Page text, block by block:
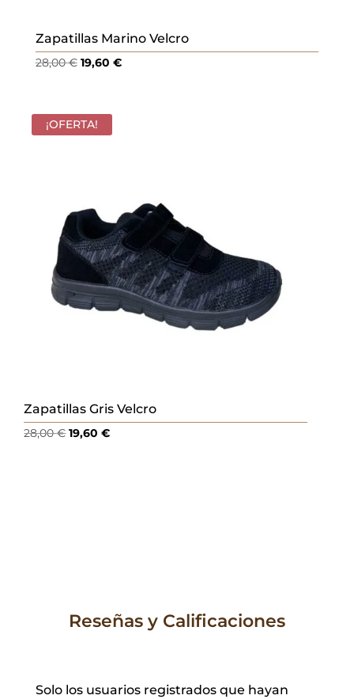
Zapatillas Marino Velcro
28,00€ El
era:
19,60 €El
¡OFERTA!
Zapatillas Gris Velcro
28,00€El
19,60€El
Reseñas y Calificaciones
Solo los usuarios registrados que hayan